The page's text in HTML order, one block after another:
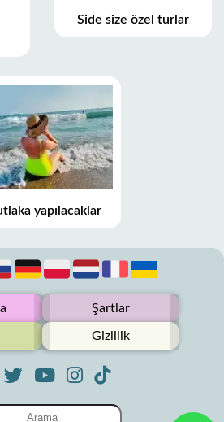
Side size özel turlar
yapılacaklar
Şartlar
Gizlilik